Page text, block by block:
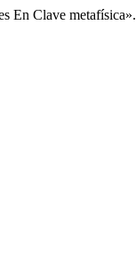
En Clave metafísica».